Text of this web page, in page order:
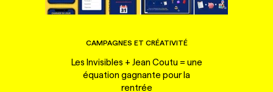
CAMPAGNES ET CRÉATIVITÉ
Les Invisibles + Jean Coutu = une
équation gagnante pour la
rentrée